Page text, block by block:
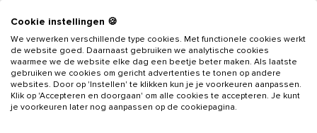
gerenoveerde vakantieboerderij voor groepen tot 12 personen.
Tijdens de renovatie zijn vele authentieke kenmerken bewaard
gebleven. Kom genieten van de rust en ruimte. Ontdek al
wandelend of met de fiets het Achterhoekse Coulisselandschap
dat zich kenmerkt door landerijen, bossen en water. Voor jong en
Lees meer
Cookie instellingen 🍪
We verwerken verschillende type cookies. Met functionele cookies werkt
de website goed. Daarnaast gebruiken we analytische cookies
waarmee we de website elke dag een beetje beter maken. Als laatste
gebruiken we cookies om gericht advertenties te tonen op andere
websites. Door op 'Instellen' te klikken kun je je voorkeuren aanpassen.
Klik op 'Accepteren en doorgaan' om alle cookies te accepteren. Je kunt
je voorkeuren later nog aanpassen op de cookiepagina.